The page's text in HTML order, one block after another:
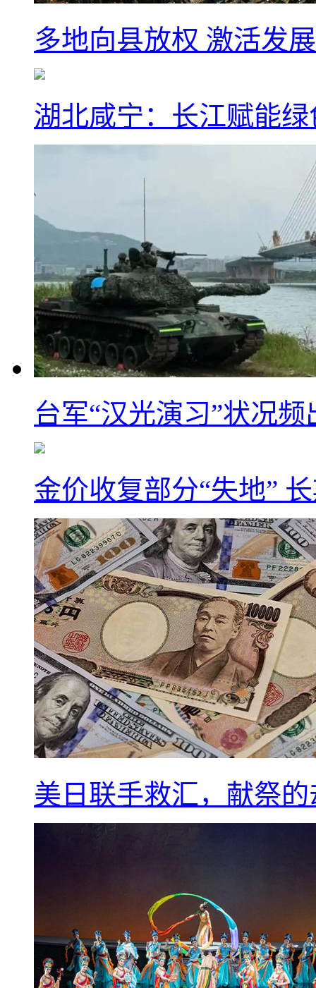
多地向县放权 激活发
湖北咸宁：长江赋能
台军“汉光演习”状况
金价收复部分“失地”
美日联手救汇，献祭